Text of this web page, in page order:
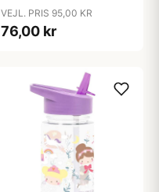
VEJL. PRIS 95,00 KR
76,00 kr